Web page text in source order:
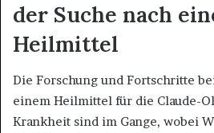
der Suche nach
Heilmittel
Die Forschung und Fortschritte
einem Heilmittel für die Claude-
Krankheit sind im Gange, wobei